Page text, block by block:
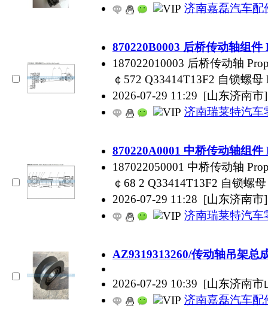
济南嘉磊汽车配
870220B0003 后桥传动轴组件
187022010003 后桥传动轴
￠572 Q33414T13F2 自锁螺
2026-07-29 11:29 [山东济南市]
济南瑞莱特汽车
870220A0001 中桥传动轴组
187022050001 中桥传动轴
￠68 2 Q33414T13F2 自锁螺
2026-07-29 11:28 [山东济南市]
济南瑞莱特汽车
AZ9319313260/传动轴吊架总
2026-07-29 10:39 [山东济南市
济南嘉磊汽车配